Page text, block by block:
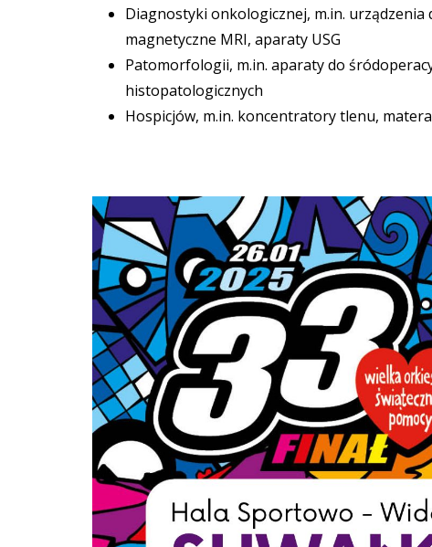
Diagnostyki onkologicznej, m.in.
magnetyczne MRI, aparaty USG
Patomorfologii, m.in. aparaty do
histopatologicznych
Hospicjów, m.in. koncentratory tlenu,